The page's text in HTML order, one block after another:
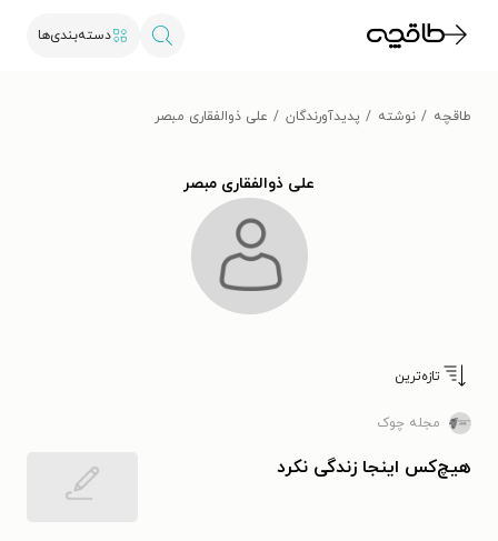
دسته‌بندی‌ها
طاقچه نوشته پدیدآورندگان علی ذوالفقاری مبصر
علی ذوالفقاری مبصر
تازه‌ترین
مجله چوک
هیچ‌کس اینجا زندگی نکرد